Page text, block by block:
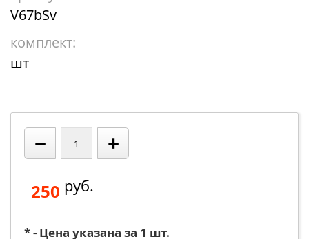
V67bSv
комплект:
шт
− +
250 руб.
* - Цена указана за 1 шт.